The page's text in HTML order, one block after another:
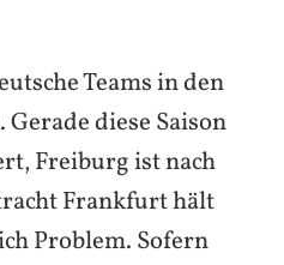
Teams in den
diese Saison
Freiburg ist nach
Frankfurt hält
Problem. Sofern